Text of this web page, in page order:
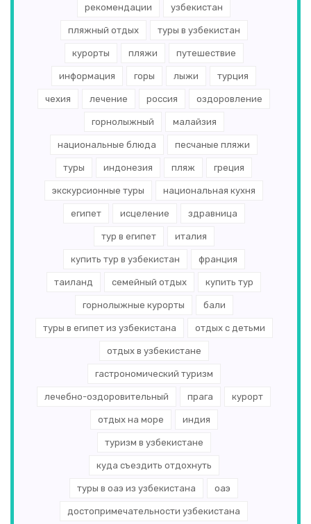
рекомендации узбекистан
пляжный отдых туры в узбекистан
курорты пляжи путешествие
информация горы лыжи турция
чехия лечение россия оздоровление
горнолыжный малайзия
национальные блюда песчаные пляжи
туры индонезия пляж греция
экскурсионные туры национальная кухня
египет исцеление здравница
тур в египет италия
купить тур в узбекистан франция
таиланд семейный отдых купить тур
горнолыжные курорты бали
туры в египет из узбекистана отдых с детьми
отдых в узбекистане
гастрономический туризм
лечебно-оздоровительный прага курорт
отдых на море индия
туризм в узбекистане
куда съездить отдохнуть
туры в оаэ из узбекистана оаэ
достопримечательности узбекистана